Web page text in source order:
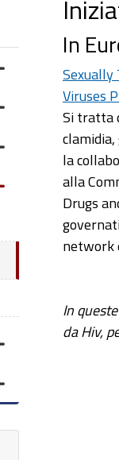
In
Sexually
Viruses
Si tratta
la
alla
Drugs
network
In
da Hiv,